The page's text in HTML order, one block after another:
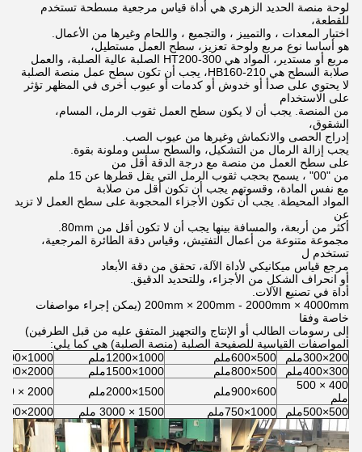
لوحة منصة الحديد الزهري هي أداة قياس مرجعية مسطحة تستخدم
للقطعة،
اختبار المعدات ، والتمييز ، والتجميع ، واللحام وغيرها من الأعمال.
هو أساسا نوع مربع ولوحة تعزيز، سطح العمل مستطيل،
مربع أو مستدير، المواد هي HT200-300 الصلبة عالية الصلبة، والعمل
صلابة السطح هي HB160-210، يجب أن تكون سطح عمل منصة الصلبة
لا يحتوي على صدأ أو خدوش أو كدمات أو عيوب أخرى في المظهر تؤثر
على الاستخدام
من المنصة. يجب أن لا يكون سطح العمل ثقوب الرمل، المسام،
الشقوق،
إدراج الحصى والانكماش وغيرها من عيوب الصب.
يجب إزالة الرمال من التشكيل، والسطح سلس وملونة بقوة.
على سطح العمل من منصة مع درجة الدقة أقل من
من "00" ، يسمح بحجب ثقوب الرمل التي يقل قطرها عن 15 ملم
مع نفس المادة، وقسوتهم يجب أن تكون أقل من صلابة
المواد المحيطة. يجب أن تكون الأجزاء المحجوبة على سطح العمل لا تزيد
عن
أكثر من أربعة، والمسافة بينها يجب أن لا تكون أقل من 80mm.
مجموعة متنوعة من أعمال التفتيش، وقياس دقة الطائرة المرجعية،
تستخدم ل
مرجع قياس ميكانيكي لأداة الآلة، تحقق من دقة الأبعاد
أو انحراف الشكل من الأجزاء، وللتحديد الدقيق.
أداة في تصنيع الآلات.
200mm × 200mm - 2000mm × 4000mm (يمكن إجراء مواصفات
خاصة وفقا
إلى رسومات الطالب أو الإنتاج والتجهيز المتفق عليه من قبل الطرفين)
المواصفات القياسية للصفيحة الصلبة (منصة الصلبة) هي كما يلي:
200×300ملم
500×600ملم 1000×1200ملم
1000×2000ملم
300×400ملم
500×800ملم 1000×1500ملم
2000×3000ملم
400 × 500
ملم
600×900ملم 1500×2000ملم
2000 × 4000 ملم
500×500ملم
1000×750ملم 1500 × 3000 ملم 2000×6000ملم